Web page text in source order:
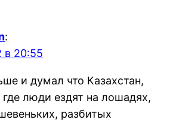
:
в 20:55
и думал что Казахстан,
где люди ездят на лошадях,
разбитых